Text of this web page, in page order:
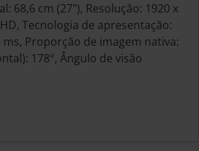
68,6 cm (27"), Resolução: 1920 x
Tecnologia de apresentação:
ms, Proporção de imagem nativa:
178°, Ângulo de visão